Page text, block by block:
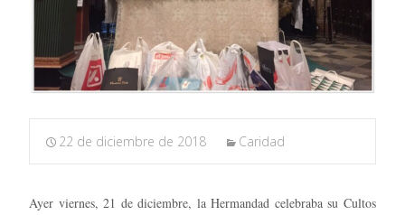
22 de diciembre de 2018 Caridad
Ayer viernes, 21 de diciembre, la Hermandad celebraba su Cultos